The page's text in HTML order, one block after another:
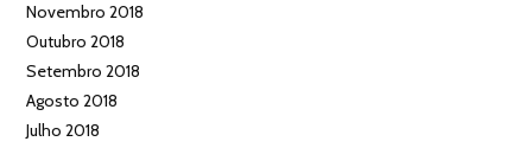
Novembro 2018
Outubro 2018
Setembro 2018
Agosto 2018
Julho 2018